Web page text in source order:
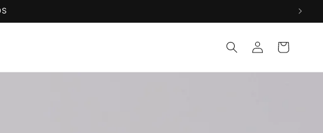
Log
in
Cart